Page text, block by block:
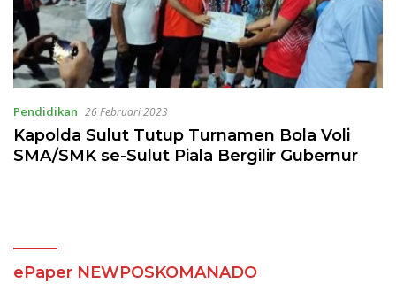
Pendidikan 26 Februari 2023
Kapolda Sulut Tutup Turnamen Bola Voli
SMA/SMK se-Sulut Piala Bergilir Gubernur
ePaper NEWPOSKOMANADO